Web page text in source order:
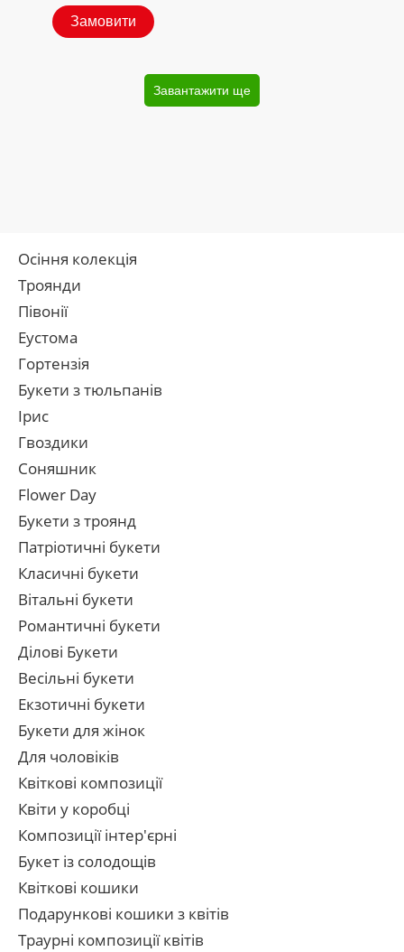
Замовити
Завантажити ще
Осіння колекція
Троянди
Півонії
Еустома
Гортензія
Букети з тюльпанів
Ірис
Гвоздики
Соняшник
Flower Day
Букети з троянд
Патріотичні букети
Класичні букети
Вітальні букети
Романтичні букети
Ділові Букети
Весільні букети
Екзотичні букети
Букети для жінок
Для чоловіків
Квіткові композиції
Квіти у коробці
Композиції інтер'єрні
Букет із солодощів
Квіткові кошики
Подарункові кошики з квітів
Траурні композиції квітів